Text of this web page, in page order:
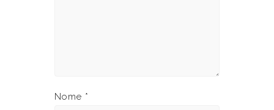
Nome *